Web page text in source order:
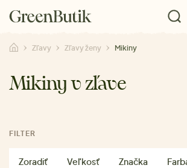
Zľavy Zľavy ženy Mikiny
Mikiny v zľave
FILTER
Zoradiť Veľkosť Značka